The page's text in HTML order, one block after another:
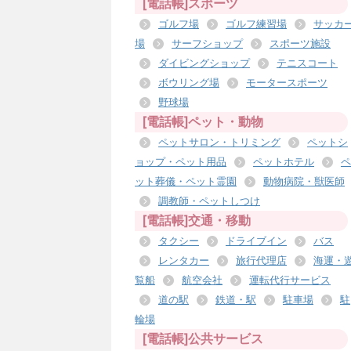
[電話帳]スポーツ
ゴルフ場 ゴルフ練習場
サッカ
場
サーフショップ
スポーツ施設
ダイビングショップ
テニスコート
ボウリング場
モータースポーツ
野球場
[電話帳]ペット・動物
ペットサロン・トリミング
ペットシ
ョップ・ペット用品
ペットホテル
ペ
ット葬儀・ペット霊園
動物病院・獣医師
調教師・ペットしつけ
[電話帳]交通・移動
タクシー ドライブイン
バス
レンタカー
旅行代理店
海運・
覧船
航空会社
運転代行サービス
道の駅
鉄道・駅 駐車場
駐
輪場
[電話帳]公共サービス